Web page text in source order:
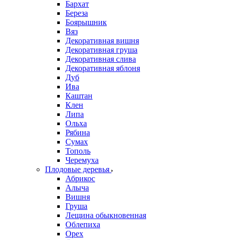
Бархат
Береза
Боярышник
Вяз
Декоративная вишня
Декоративная груша
Декоративная слива
Декоративная яблоня
Дуб
Ива
Каштан
Клен
Липа
Ольха
Рябина
Сумах
Тополь
Черемуха
Плодовые деревья
Абрикос
Алыча
Вишня
Груша
Лещина обыкновенная
Облепиха
Орех